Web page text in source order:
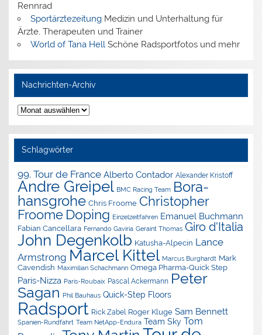
Rennrad
SportärztezeitungMedizin und Unterhaltung für
Ärzte, Therapeuten und Trainer
World of Tana HellSchöne Radsportfotos und mehr
Nachrichten-Archiv
Nachrichten-
Archiv
Schlagwörter
99. Tour de France Alberto Contador Alexander Kristoff
Andre Greipel BMC Racing Team Bora-
hansgrohe Chris Froome Christopher
Froome Doping Einzelzeitfahren Emanuel Buchmann
Fabian Cancellara Fernando Gaviria Geraint Thomas Giro d'Italia
John Degenkolb Katusha-Alpecin Lance
Armstrong Marcel Kittel Marcus Burghardt Mark
Cavendish Maximilian Schachmann Omega Pharma-Quick Step
Paris-Nizza Paris-Roubaix Pascal Ackermann Peter
Sagan Phil Bauhaus Quick-Step Floors
Radsport Rick Zabel Roger Kluge Sam Bennett
Spanien-Rundfahrt Team NetApp-Endura Team Sky Tom